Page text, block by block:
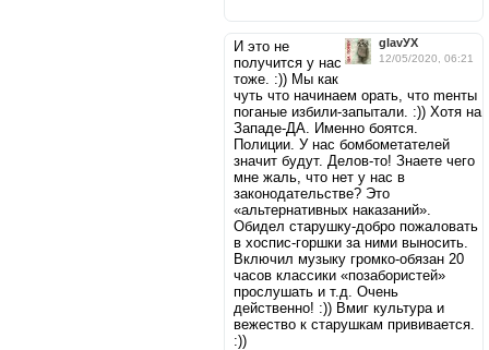
glavУХ
12/05/2020, 06:21
И это не
получится у нас
тоже. :)) Мы как
чуть что начинаем орать, что meнты
погaныe избили-запытали. :)) Хотя на
Западе-ДА. Именно боятся.
Полиции. У нас бомбометателей
значит будут. Делов-то! Знаете чего
мне жаль, что нет у нас в
законодательстве? Это
«альтернативных наказаний».
Обидел старушку-добро пожаловать
в хоспис-горшки за ними выносить.
Включил музыку громко-обязан 20
часов классики «позабористей»
прослушать и т.д. Очень
действенно! :)) Вмиг культура и
вежество к старушкам прививается.
:))